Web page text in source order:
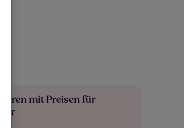
mit Preisen für